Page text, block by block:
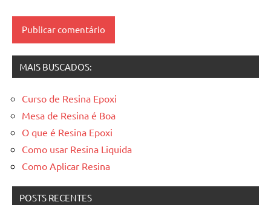
mesas
resinadas
MAIS BUSCADOS:
Curso de Resina Epoxi
Mesa de Resina é Boa
O que é Resina Epoxi
Como usar Resina Liquida
Como Aplicar Resina
POSTS RECENTES